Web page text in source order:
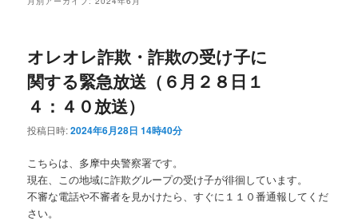
オレオレ詐欺・詐欺の受け子に
関する緊急放送（６月２８日１
４：４０放送）
投稿日時:2024年6月28日 14時40分
こちらは、多摩中央警察署です。
現在、この地域に詐欺グループの受け子が徘徊しています。
不審な電話や不審者を見かけたら、すぐに１１０番通報してくだ
さい。